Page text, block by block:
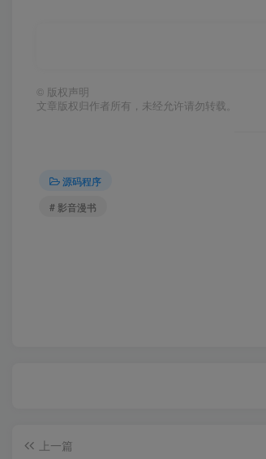
© 版权声明
文章版权归作者所有，未经允许请勿转载。
源码程序
# 影音漫书
上一篇